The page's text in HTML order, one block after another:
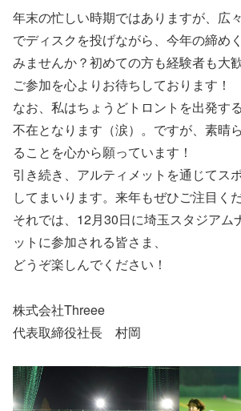
年末の忙しい時期ではありますが、広
でディスクを投げながら、今年の締め
みませんか？初めての方も経験者も大
ご参加を心よりお待ちしております！
なお、私はちょうどトロントを出発す
不在となります（涙）。ですが、素晴
ることを心から願っています！
引き続き、アルティメットを通じてス
してまいります。来年もぜひご注目く
それでは、12月30日に埼玉スタジアム
ットに参加される皆さま、
どうぞ楽しんでください！
株式会社Threee
代表取締役社長 村岡